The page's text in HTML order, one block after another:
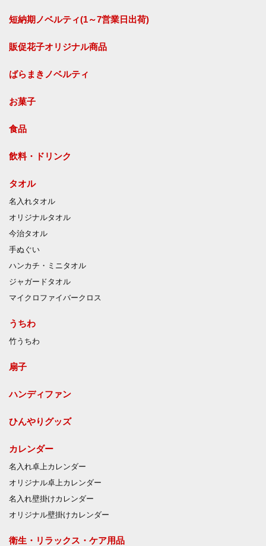
短納期ノベルティ(1～7営業日出荷)
販促花子オリジナル商品
ばらまきノベルティ
お菓子
食品
飲料・ドリンク
タオル
名入れタオル
オリジナルタオル
今治タオル
手ぬぐい
ハンカチ・ミニタオル
ジャガードタオル
マイクロファイバークロス
うちわ
竹うちわ
扇子
ハンディファン
ひんやりグッズ
カレンダー
名入れ卓上カレンダー
オリジナル卓上カレンダー
名入れ壁掛けカレンダー
オリジナル壁掛けカレンダー
衛生・リラックス・ケア用品